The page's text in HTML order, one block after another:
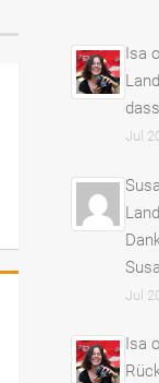
Isa
Jul
Jul
Isa